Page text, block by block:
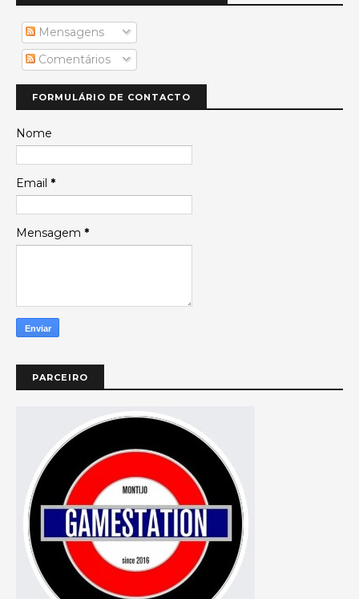
Mensagens
Comentários
FORMULÁRIO DE CONTACTO
Nome
Email *
Mensagem *
PARCEIRO